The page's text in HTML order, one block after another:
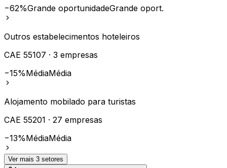
−62%Grande oportunidadeGrande oport.
Outros estabelecimentos hoteleiros
CAE 55107 · 3 empresas
−15%MédiaMédia
Alojamento mobilado para turistas
CAE 55201 · 27 empresas
−13%MédiaMédia
Ver mais 3 setores